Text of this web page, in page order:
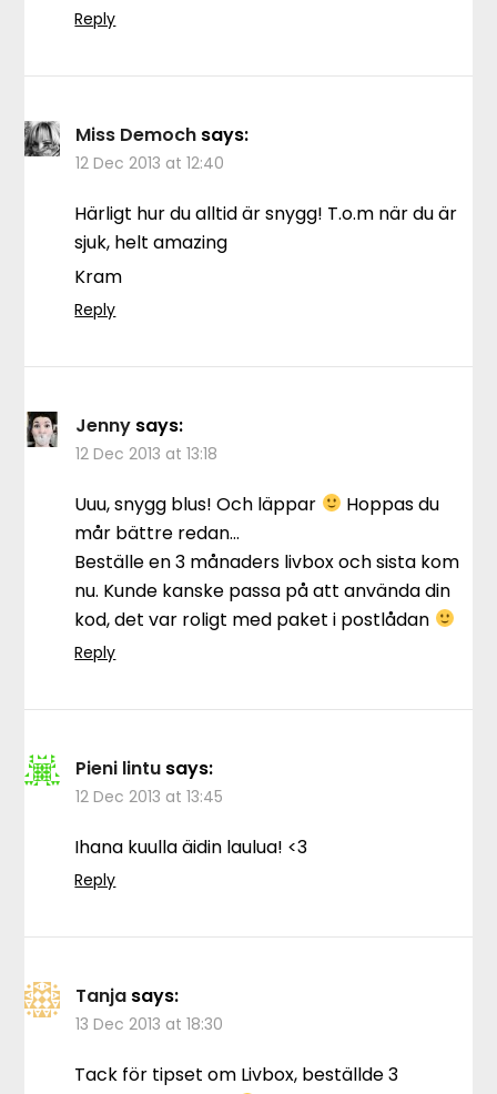
Reply
Miss Democh says:
12 Dec 2013 at 12:40
Härligt hur du alltid är snygg! T.o.m när du är
sjuk, helt amazing
Kram
Reply
Jenny says:
12 Dec 2013 at 13:18
Uuu, snygg blus! Och läppar
Hoppas du
mår bättre redan…
Beställe en 3 månaders livbox och sista kom
nu. Kunde kanske passa på att använda din
kod, det var roligt med paket i postlådan
Reply
Pieni lintu says:
12 Dec 2013 at 13:45
Ihana kuulla äidin laulua! <3
Reply
Tanja says:
13 Dec 2013 at 18:30
Tack för tipset om Livbox, beställde 3